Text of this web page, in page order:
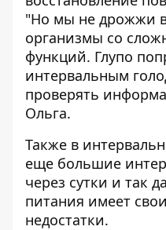
"Но мы не дрожжи
организмы со
функций. Глупо
интервальным
проверять
Ольга.
Также в
еще большие
через сутки и так
питания имеет
недостатки.